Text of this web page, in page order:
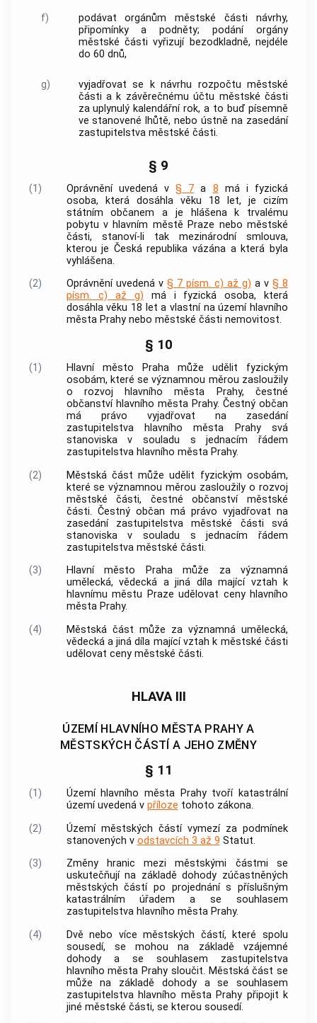
f)
podávat orgánům městské části návrhy,
připomínky a podněty; podání orgány
městské části vyřizují bezodkladně, nejdéle
do 60 dnů,
g)
vyjadřovat se k návrhu rozpočtu městské
části a k závěrečnému účtu městské části
za uplynulý kalendářní rok, a to buď písemně
ve stanovené lhůtě, nebo ústně na zasedání
zastupitelstva městské části.
§ 9
(1) Oprávnění uvedená v § 7 a 8 má i fyzická
osoba, která dosáhla věku 18 let, je cizím
státním občanem a je hlášena k trvalému
pobytu v hlavním městě Praze nebo městské
části, stanoví-li tak mezinárodní smlouva,
kterou je Česká republika vázána a která byla
vyhlášena.
(2)
Oprávnění uvedená v § 7 písm. c) až g) a v § 8
písm. c) až g) má i fyzická osoba, která
dosáhla věku 18 let a vlastní na území hlavního
města Prahynebo městské části nemovitost.
§ 10
(1) Hlavní město Prahamůže udělit fyzickým
osobám, které se významnou měrou zasloužily
o rozvojhlavního města Prahy, čestné
občanství hlavního města Prahy. Čestný občan
má právo vyjadřovat na zasedání
zastupitelstva hlavního města Prahysvá
stanoviska v souladu s jednacím řádem
zastupitelstva hlavního města Prahy.
(2)
Městská část může udělit fyzickým osobám,
které se významnou měrou zasloužily o rozvoj
městské části, čestné občanství městské
části. Čestný občan má právo vyjadřovat na
zasedání zastupitelstva městské části svá
stanoviska v souladu s jednacím řádem
zastupitelstva městské části.
(3)
Hlavní město Prahamůže za významná
umělecká, vědecká a jiná díla mající vztah k
hlavnímu městu Praze udělovat ceny hlavního
města Prahy.
(4)
Městská část může za významná umělecká,
vědecká a jiná díla mající vztah k městské části
udělovat ceny městské části.
HLAVA III
ÚZEMÍ HLAVNÍHO MĚSTA PRAHY A
MĚSTSKÝCH ČÁSTÍ A JEHO ZMĚNY
§ 11
(1) Území hlavního města Prahytvoří katastrální
územíuvedená v příloze tohoto zákona.
(2)
Území městských částí vymezí za podmínek
stanovených v odstavcích 3 až 9 Statut.
(3)
Změny hranic mezi městskými částmi se
uskutečňují na základě dohody zúčastněných
městských částí po projednání s příslušným
katastrálním úřadem a se souhlasem
zastupitelstva hlavního města Prahy.
(4)
Dvě nebo více městských částí, které spolu
sousedí, se mohou na základě vzájemné
dohody a se souhlasem zastupitelstva
hlavního města Prahy sloučit. Městská část se
může na základě dohody a se souhlasem
zastupitelstva hlavního města Prahy připojit k
jiné městské části, se kterou sousedí.